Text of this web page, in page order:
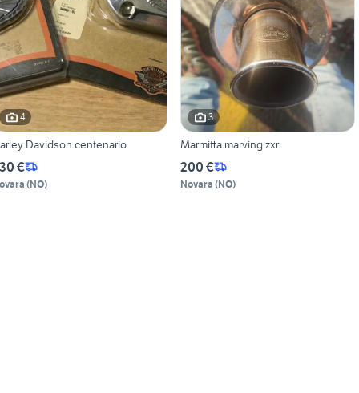
4
Davidson centenario
€
(NO)
3
Marmitta marving zxr
200 €
Novara (NO)